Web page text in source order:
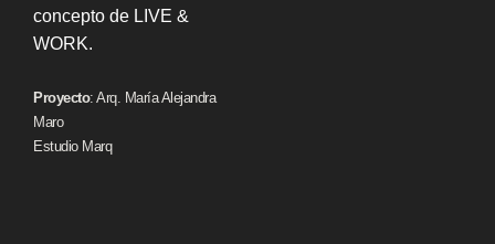
concepto de LIVE &
WORK.
Proyecto: Arq. María Alejandra
Maro
Estudio Marq